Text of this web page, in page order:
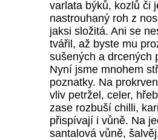
varlata býků, kozlů či
nastrouhaný roh z
jaksi složitá. Ani se
tvářil, až byste mu
sušených a drcených
Nyní jsme mnohem
poznatky. Na
vliv petržel, celer,
zase rozbuší chilli,
přispívají i vůně. Na
santalová vůně,